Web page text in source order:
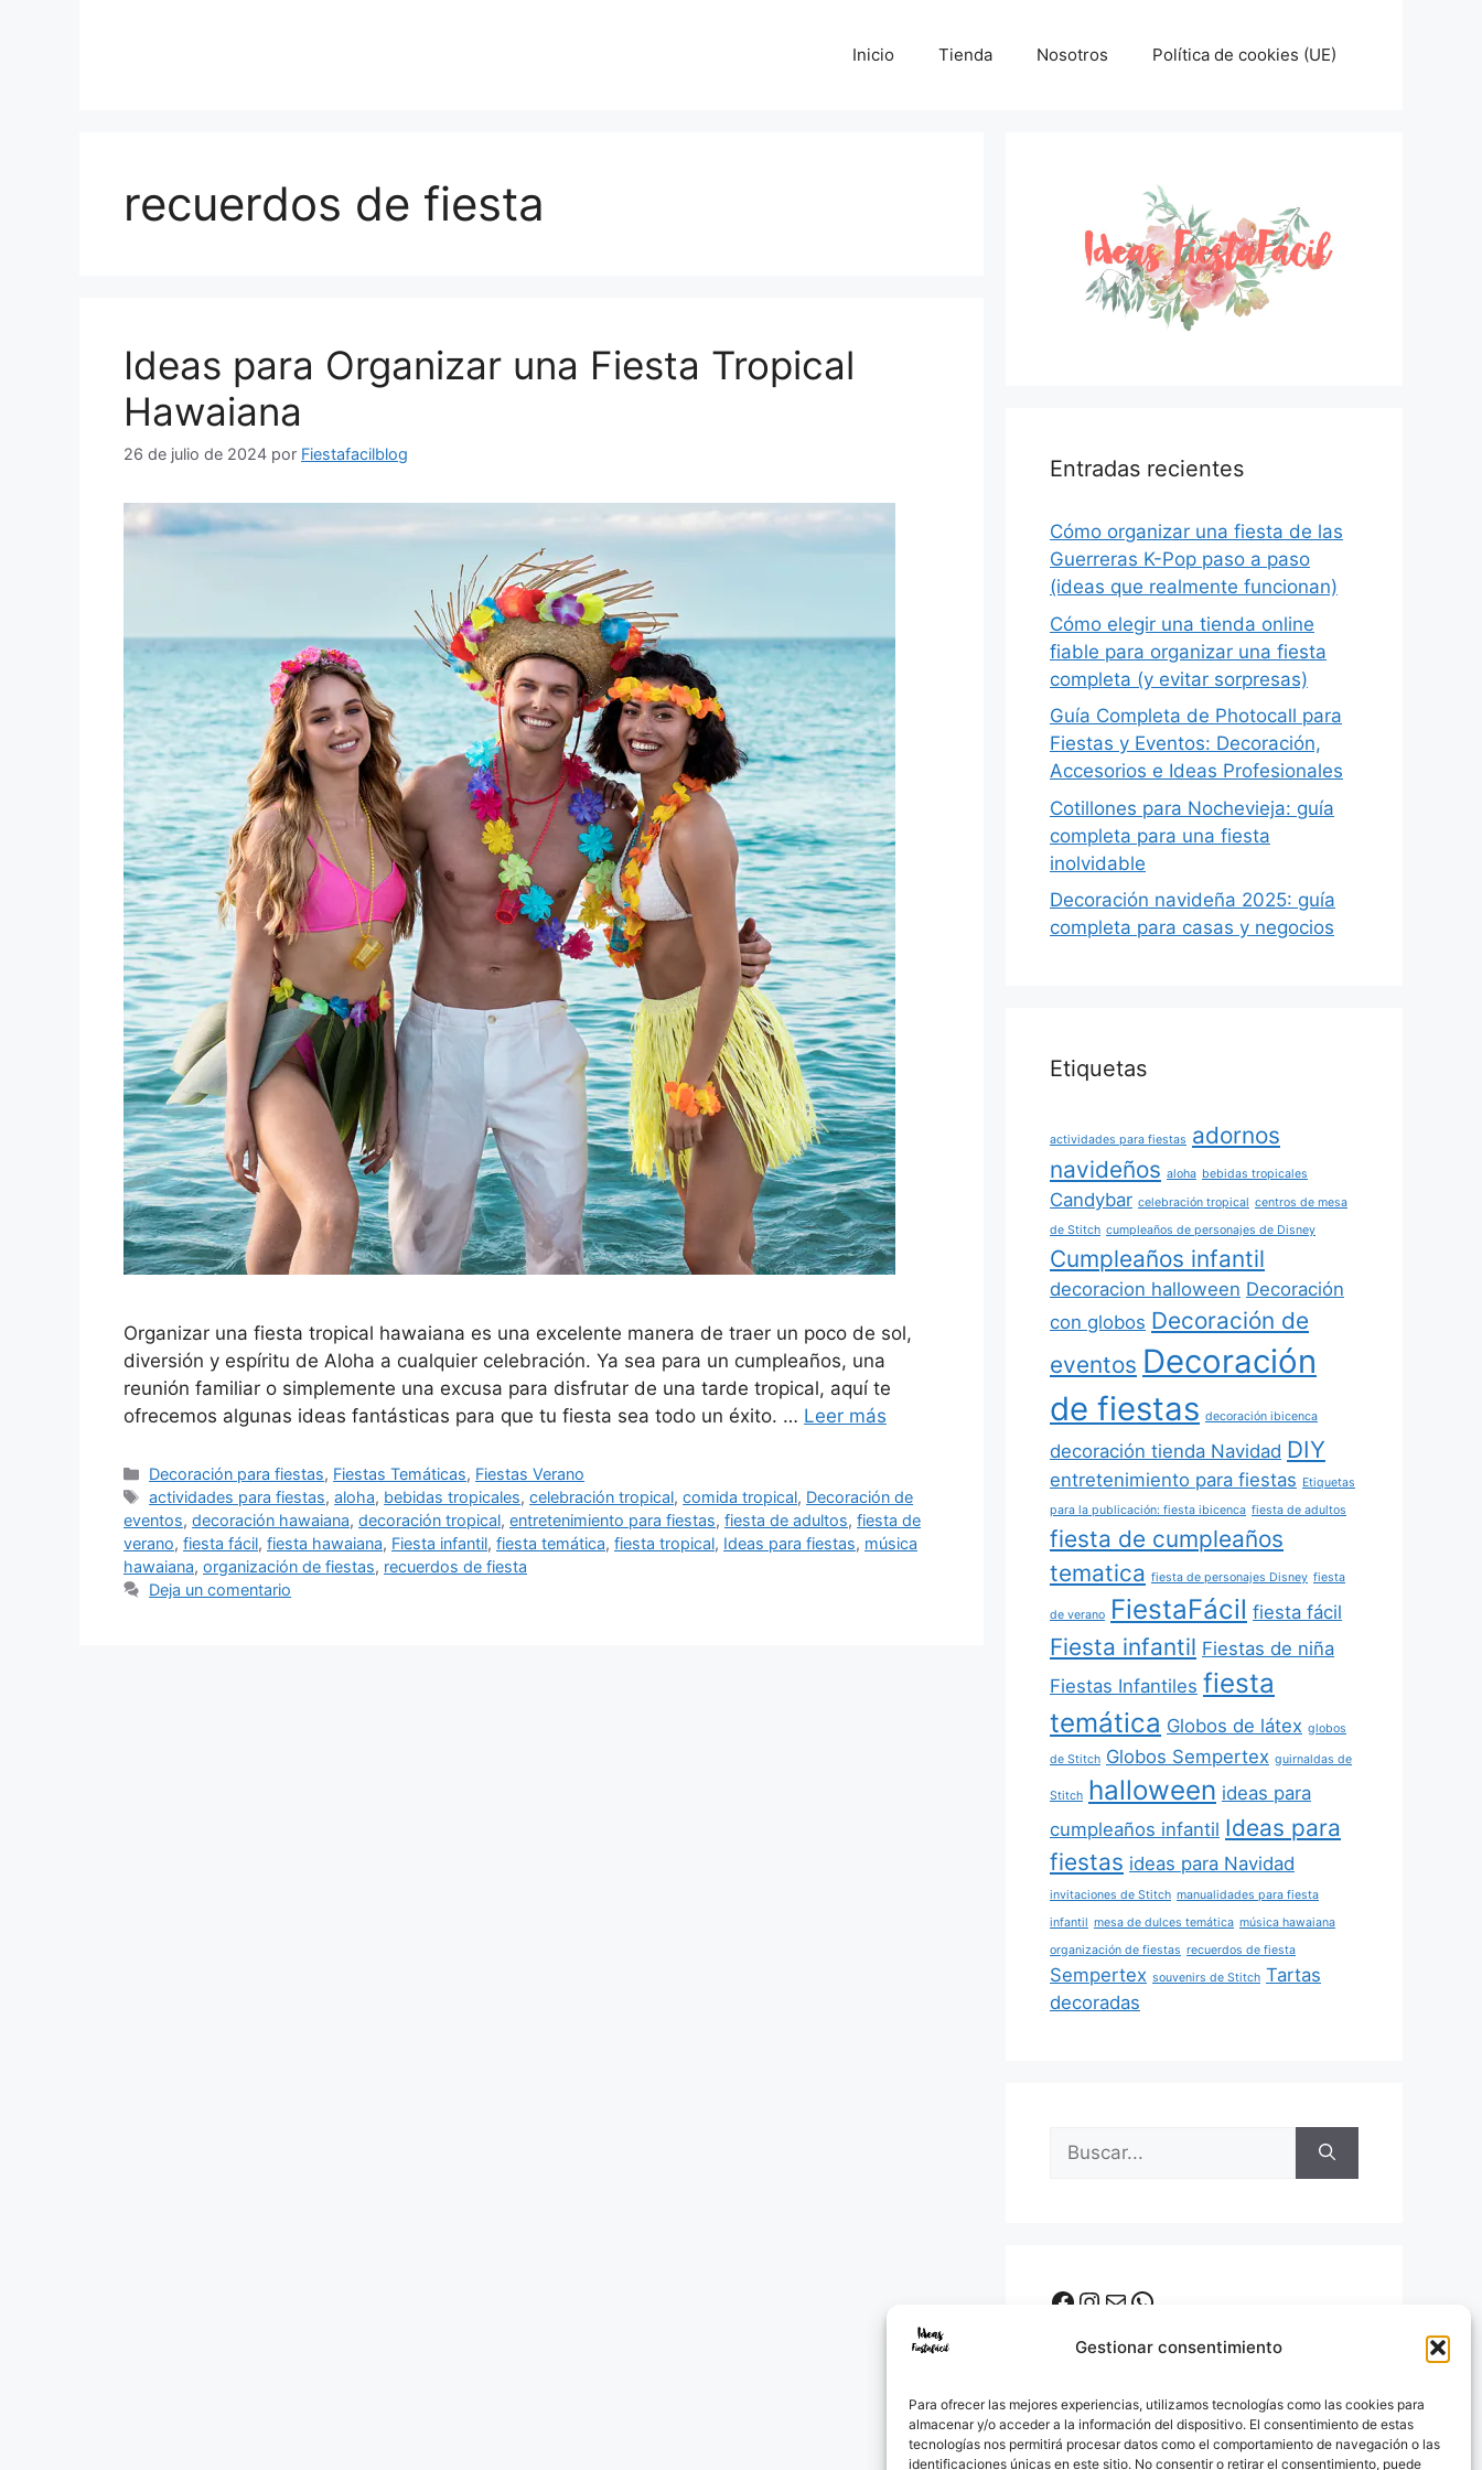
Gestionar consentimiento
Para ofrecer las mejores experiencias, utilizamos tecnologías como las cookies para
almacenar y/o acceder a la información del dispositivo. El consentimiento de estas
tecnologías nos permitirá procesar datos como el comportamiento de navegación o las
identificaciones únicas en este sitio. No consentir o retirar el consentimiento, puede
Inicio Tienda Nosotros Política de cookies (UE)
recuerdos de fiesta
Ideas para Organizar una Fiesta Tropical
Hawaiana
26 de julio de 2024 por Fiestafacilblog
Organizar una fiesta tropical hawaiana es una excelente manera de traer un poco de sol,
diversión y espíritu de Aloha a cualquier celebración. Ya sea para un cumpleaños, una
reunión familiar o simplemente una excusa para disfrutar de una tarde tropical, aquí te
ofrecemos algunas ideas fantásticas para que tu fiesta sea todo un éxito. … Leer más
Categorías
Decoración para fiestas, Fiestas Temáticas, Fiestas Verano
Etiquetas
actividades para fiestas,aloha, bebidas tropicales,celebración tropical,comida tropical, Decoración de
eventos, decoración hawaiana, decoración tropical, entretenimiento para fiestas, fiesta de adultos, fiesta de
verano, fiesta fácil, fiesta hawaiana, Fiesta infantil, fiesta temática, fiesta tropical, Ideas para fiestas, música
hawaiana, organización de fiestas, recuerdos de fiesta
Deja un comentario
Entradas recientes
Cómo organizar una fiesta de las
Guerreras K-Pop paso a paso
(ideas que realmente funcionan)
Cómo elegir una tienda online
fiable para organizar una fiesta
completa (y evitar sorpresas)
Guía Completa de Photocall para
Fiestas y Eventos: Decoración,
Accesorios e Ideas Profesionales
Cotillones para Nochevieja: guía
completa para una fiesta
inolvidable
Decoración navideña 2025: guía
completa para casas y negocios
Etiquetas
actividades para fiestas adornos
navideños aloha bebidas tropicales
Candybar celebración tropical centros de mesa
de Stitch cumpleaños de personajes de Disney
Cumpleaños infantil
decoracion halloween Decoración
con globos Decoración de
eventos Decoración
de fiestas decoración ibicenca
decoración tienda Navidad DIY
entretenimiento para fiestas Etiquetas
para la publicación: fiesta ibicenca fiesta de adultos
fiesta de cumpleaños
tematica fiesta de personajes Disney fiesta
de verano FiestaFácil fiesta fácil
Fiesta infantil Fiestas de niña
Fiestas Infantiles fiesta
temática Globos de látex globos
de Stitch Globos Sempertex guirnaldas de
Stitch halloween ideas para
cumpleaños infantil Ideas para
fiestas ideas para Navidad
invitaciones de Stitch manualidades para fiesta
infantil mesa de dulces temática música hawaiana
organización de fiestas recuerdos de fiesta
Sempertex souvenirs de Stitch Tartas
decoradas
Buscar:
Facebook
Instagram
Correo electrónico
WhatsApp
Ver la tienda Online